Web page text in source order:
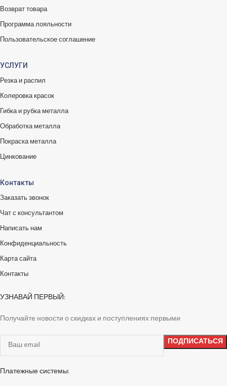
Возврат товара
Программа лояльности
Пользовательское соглашение
УСЛУГИ
Резка и распил
Колеровка красок
Гибка и рубка металла
Обработка металла
Покраска металла
Цинкование
Контакты
Заказать звонок
Чат с консультантом
Написать нам
Конфиденциальность
Карта сайта
Контакты
УЗНАВАЙ ПЕРВЫЙ:
Получайте новости о скидках и поступлениях первыми
Платежные системы: